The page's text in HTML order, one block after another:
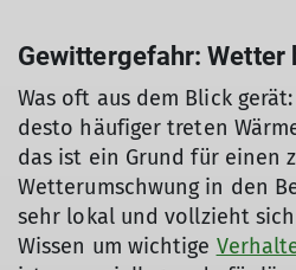
Gewittergefahr: Wetter
Was oft aus dem Blick
desto häufiger treten
das ist ein Grund für einen
Wetterumschwung in den
sehr lokal und vollzieht
Wissen um wichtige